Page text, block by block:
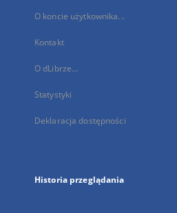
O koncie użytkownika...
Kontakt
O dLibrze...
Statystyki
Deklaracja dostępności
Historia przeglądania